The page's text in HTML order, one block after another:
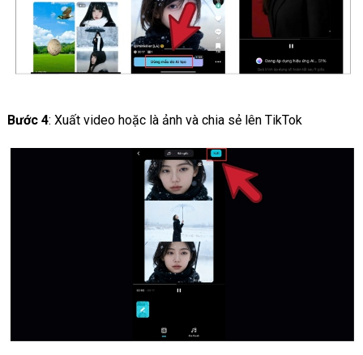
Bước 4: Xuất video hoặc là ảnh và chia sẻ lên TikTok